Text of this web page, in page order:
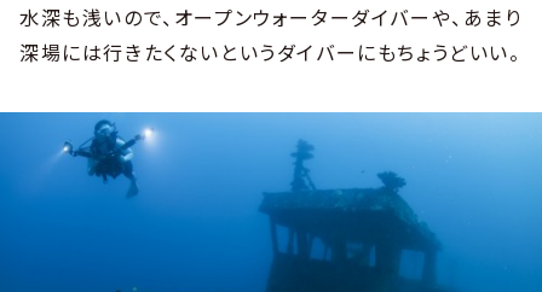
水深も浅いので、オープンウォーターダイバーや、あまり
深場には行きたくないというダイバーにもちょうどいい。